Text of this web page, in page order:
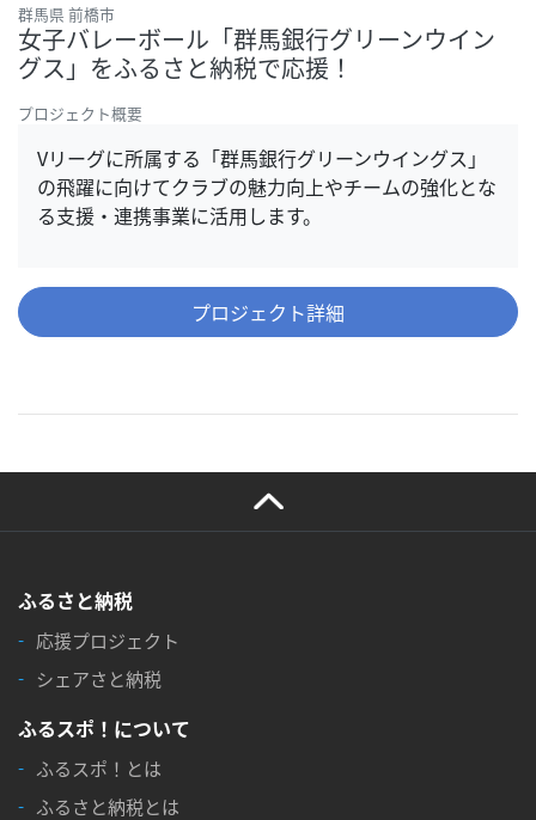
群馬県 前橋市
女子バレーボール「群馬銀行グリーンウイン
グス」をふるさと納税で応援！
プロジェクト概要
Vリーグに所属する「群馬銀行グリーンウイングス」
の飛躍に向けてクラブの魅力向上やチームの強化とな
る支援・連携事業に活用します。
プロジェクト詳細
ふるさと納税
応援プロジェクト
シェアさと納税
ふるスポ！について
ふるスポ！とは
ふるさと納税とは